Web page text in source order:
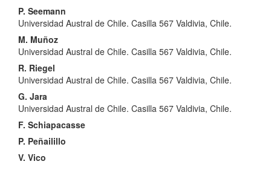
Contenido
principal
del
artículo
P. Seemann
Universidad Austral de Chile. Casilla 567 Valdivia, Chile.
M. Muñoz
Universidad Austral de Chile. Casilla 567 Valdivia, Chile.
R. Riegel
Universidad Austral de Chile. Casilla 567 Valdivia, Chile.
G. Jara
Universidad Austral de Chile. Casilla 567 Valdivia, Chile.
F. Schiapacasse
P. Peñailillo
V. Vico